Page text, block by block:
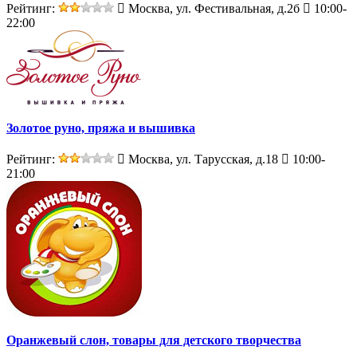
Рейтинг: Москва, ул. Фестивальная, д.2б
10:00-
22:00
Золотое руно, пряжа и вышивка
Рейтинг: Москва, ул. Тарусская, д.18
10:00-
21:00
Оранжевый слон, товары для детского творчества